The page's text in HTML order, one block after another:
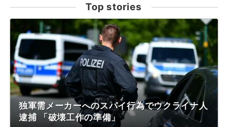
Top stories
独軍需メーカーへのスパイ行為でウクライナ人
逮捕 「破壊工作の準備」